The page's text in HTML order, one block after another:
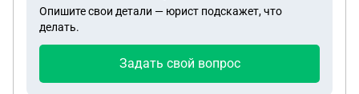
Опишите свои детали — юрист подскажет, что
делать.
Задать свой вопрос